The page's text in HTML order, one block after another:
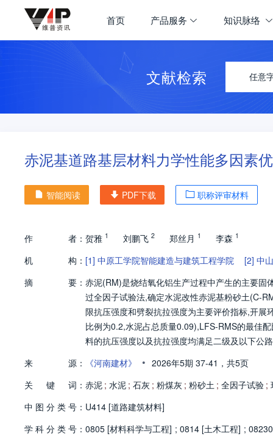
首页 产品服务 知识脉络
文献检索 任意
赤泥基道路基层材料力学性能多因素
智能阅读 PDF下载 职称评审材料
作 者： 贺雅 1 刘鹏飞 2 郑丝月 1 李森 1
机 构： [1] 中原工学院智能建造与建筑工程学院 [2] 中
摘
要： 赤泥(RM)是烧结氧化铝生产过程中产生的主要固
过全因子试验法,确定水泥改性赤泥基粉砂土(C-
限抗压强度和劈裂抗拉强度为主要评价指标,开展
比例为0.2,水泥占总质量0.09),LFS-RMS的最佳
料的抗压强度以及抗拉强度均满足二级及以下公
来 源： 《河南建材》 • 2026年5期 37-41， 共5页
关
键 词： 赤泥 ; 水泥 ; 石灰 ; 粉煤灰 ; 粉砂土 ; 全因子试验 ;
中 图 分 类 号： U414 [道路建筑材料]
学 科 分 类 号： 0805 [材料科学与工程] ; 0814 [土木工程] ;